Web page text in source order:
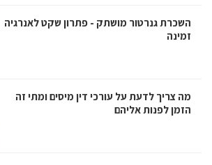
השכרת גנרטור מושתק - פתרון שקט לאנרגיה
זמינה
מה צריך לדעת על עורכי דין מיסים ומתי זה
הזמן לפנות אליהם